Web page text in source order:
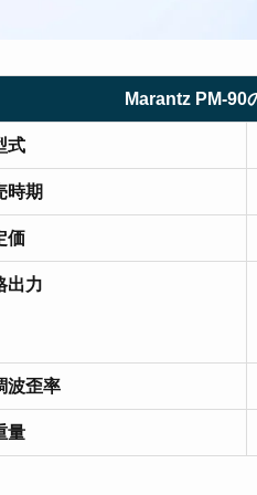
Marantz PM-90
式
時期
価
出力
波歪率
量